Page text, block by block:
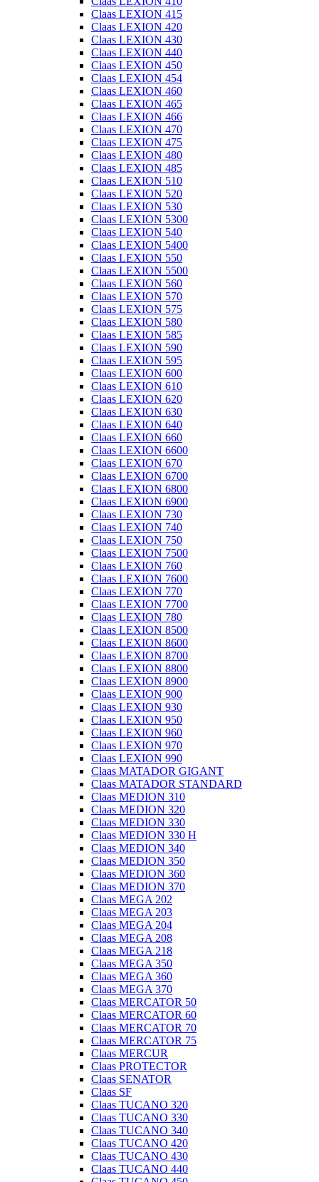
Claas LEXION 415
Claas LEXION 420
Claas LEXION 430
Claas LEXION 440
Claas LEXION 450
Claas LEXION 454
Claas LEXION 460
Claas LEXION 465
Claas LEXION 466
Claas LEXION 470
Claas LEXION 475
Claas LEXION 480
Claas LEXION 485
Claas LEXION 510
Claas LEXION 520
Claas LEXION 530
Claas LEXION 5300
Claas LEXION 540
Claas LEXION 5400
Claas LEXION 550
Claas LEXION 5500
Claas LEXION 560
Claas LEXION 570
Claas LEXION 575
Claas LEXION 580
Claas LEXION 585
Claas LEXION 590
Claas LEXION 595
Claas LEXION 600
Claas LEXION 610
Claas LEXION 620
Claas LEXION 630
Claas LEXION 640
Claas LEXION 660
Claas LEXION 6600
Claas LEXION 670
Claas LEXION 6700
Claas LEXION 6800
Claas LEXION 6900
Claas LEXION 730
Claas LEXION 740
Claas LEXION 750
Claas LEXION 7500
Claas LEXION 760
Claas LEXION 7600
Claas LEXION 770
Claas LEXION 7700
Claas LEXION 780
Claas LEXION 8500
Claas LEXION 8600
Claas LEXION 8700
Claas LEXION 8800
Claas LEXION 8900
Claas LEXION 900
Claas LEXION 930
Claas LEXION 950
Claas LEXION 960
Claas LEXION 970
Claas LEXION 990
Claas MATADOR GIGANT
Claas MATADOR STANDARD
Claas MEDION 310
Claas MEDION 320
Claas MEDION 330
Claas MEDION 330 H
Claas MEDION 340
Claas MEDION 350
Claas MEDION 360
Claas MEDION 370
Claas MEGA 202
Claas MEGA 203
Claas MEGA 204
Claas MEGA 208
Claas MEGA 218
Claas MEGA 350
Claas MEGA 360
Claas MEGA 370
Claas MERCATOR 50
Claas MERCATOR 60
Claas MERCATOR 70
Claas MERCATOR 75
Claas MERCUR
Claas PROTECTOR
Claas SENATOR
Claas SF
Claas TUCANO 320
Claas TUCANO 330
Claas TUCANO 340
Claas TUCANO 420
Claas TUCANO 430
Claas TUCANO 440